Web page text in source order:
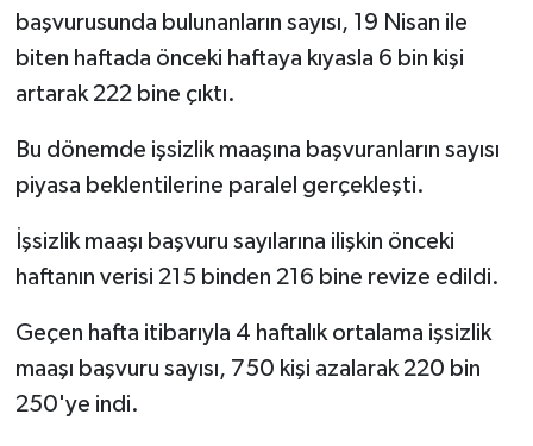
başvurusunda bulunanların sayısı, 19 Nisan ile
biten haftada önceki haftaya kıyasla 6 bin kişi
artarak 222 bine çıktı.
Bu dönemde işsizlik maaşına başvuranların sayısı
piyasa beklentilerine paralel gerçekleşti.
İşsizlik maaşı başvuru sayılarına ilişkin önceki
haftanın verisi 215 binden 216 bine revize edildi.
Geçen hafta itibarıyla 4 haftalık ortalama işsizlik
maaşı başvuru sayısı, 750 kişi azalarak 220 bin
250'ye indi.